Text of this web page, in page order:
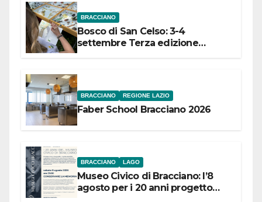
BRACCIANO
Bosco di San Celso: 3-4
settembre Terza edizione
BRACCIANO REGIONE LAZIO
Faber School Bracciano 2026
BRACCIANO LAGO
Museo Civico di Bracciano: l’8
agosto per i 20 anni progetto